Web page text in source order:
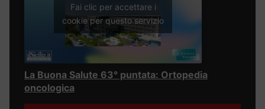
Fai clic per accettare i
cookie per questo servizio
La Buona Salute 63° puntata: Ortopedia
oncologica